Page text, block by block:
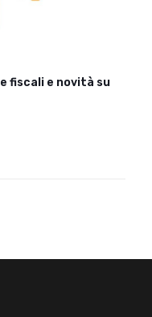
fiscali e novità su